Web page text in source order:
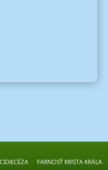
FARNOSŤ KRISTA KRÁĽA